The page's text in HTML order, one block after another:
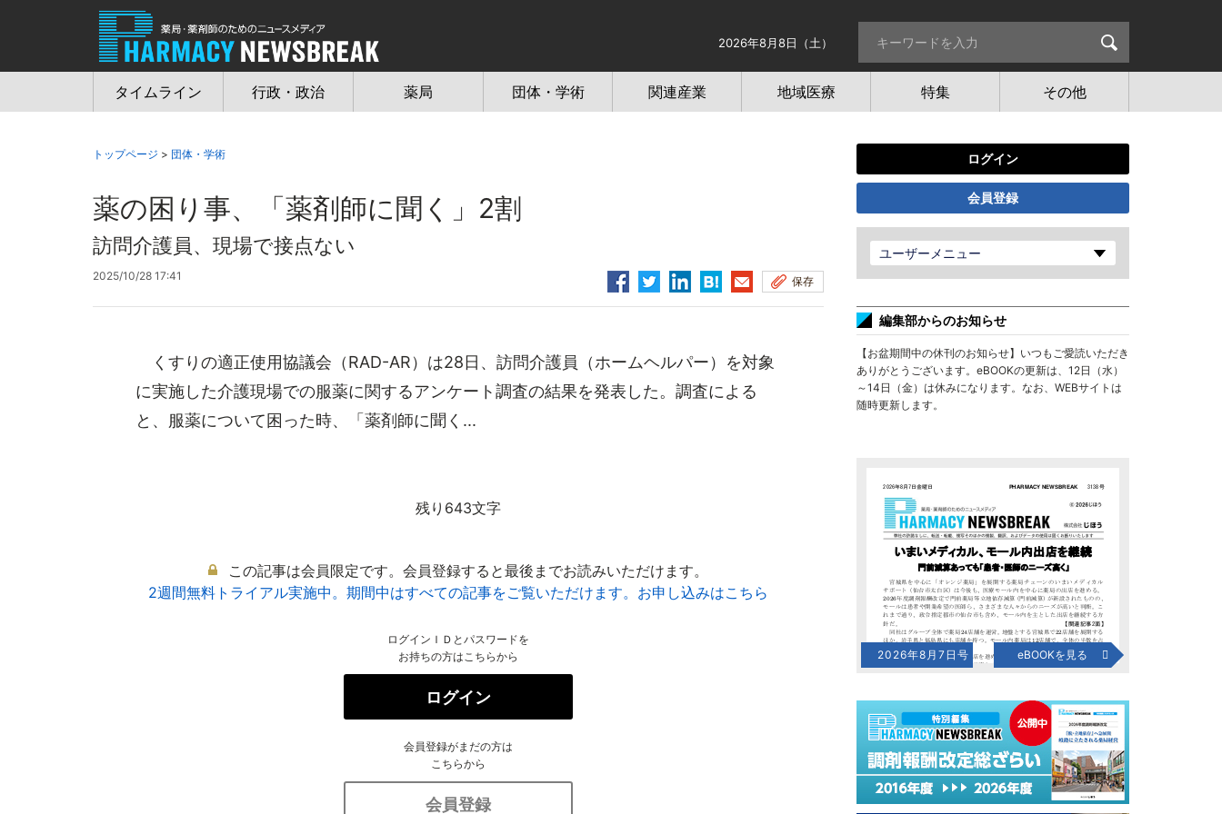
2026年8月8日（土）
タイムライン 行政・政治 薬局 団体・学術 関連産業 地域医療 特集 その他
トップページ > 団体・学術
薬の困り事、「薬剤師に聞く」2割
訪問介護員、現場で接点ない
2025/10/28 17:41 保存
くすりの適正使用協議会（RAD-AR）は28日、訪問介護員（ホームヘルパー）を対象
に実施した介護現場での服薬に関するアンケート調査の結果を発表した。調査による
と、服薬について困った時、「薬剤師に聞く...
残り643文字
この記事は会員限定です。会員登録すると最後までお読みいただけます。
2週間無料トライアル実施中。期間中はすべての記事をご覧いただけます。お申し込みはこちら
ログインＩＤとパスワードを
お持ちの方はこちらから
ログイン
会員登録がまだの方は
こちらから
会員登録
ログイン
会員登録
ユーザーメニュー
編集部からのお知らせ
【お盆期間中の休刊のお知らせ】いつもご愛読いただき
ありがとうございます。eBOOKの更新は、12日（水）
～14日（金）は休みになります。なお、WEBサイトは
随時更新します。
2026年8月7日号 eBOOKを見る